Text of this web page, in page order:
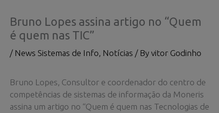
Bruno Lopes assina artigo no “Quem
é quem nas TIC”
/ News Sistemas de Info, Notícias / By vitor Godinho
Bruno Lopes, Consultor e coordenador do centro de
competências de sistemas de informação da Moneris
assina um artigo no “Quem é quem nas Tecnologias de